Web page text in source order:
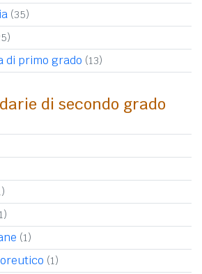
(35)
di primo grado (13)
di secondo grado
(1)
(1)